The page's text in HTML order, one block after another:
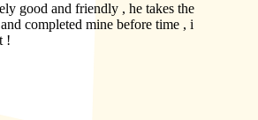
good and friendly , he takes the
completed mine before time , i
!